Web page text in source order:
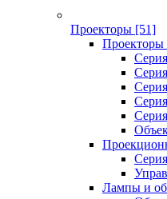
Проекторы [51]
Проекторы
Лампы и